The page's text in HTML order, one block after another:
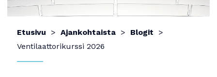
Ajankohtaista
Yhdistys
Etusivu Ajankohtaista
Blogit
Ventilaattorikurssi 2026